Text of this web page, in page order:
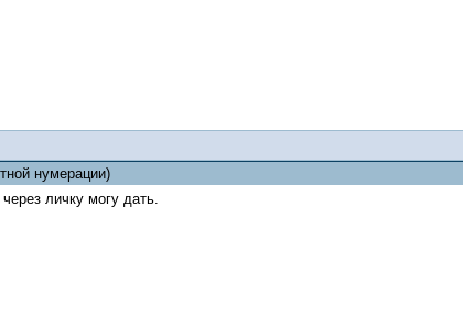
нумерации)
личку могу дать.